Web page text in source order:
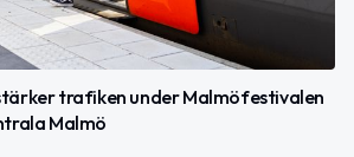
trafiken under Malmöfestivalen
Malmö